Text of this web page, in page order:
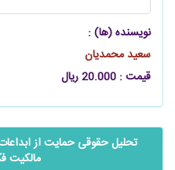
نویسنده (ها) :
سعید محمدیان
قیمت : 20.000 ریال
تحلیل حقوقی حمایت از
مالکیت